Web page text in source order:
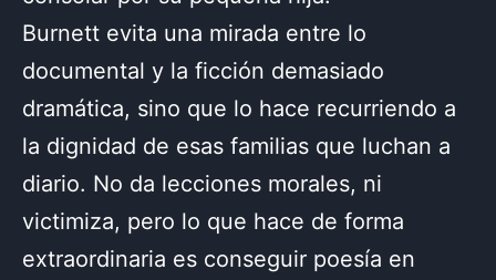
Burnett evita una mirada entre lo
documental y la ficción demasiado
dramática, sino que lo hace recurriendo a
la dignidad de esas familias que luchan a
diario. No da lecciones morales, ni
victimiza, pero lo que hace de forma
extraordinaria es conseguir poesía en